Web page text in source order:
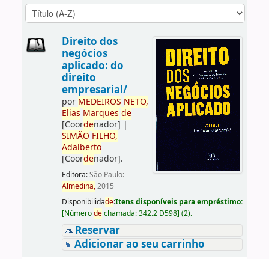
Direito dos
negócios
aplicado: do
direito
empresarial/
por MEDEIROS NETO,
Elias Marques de
[Coordenador] |
SIMÃO FILHO,
Adalberto
[Coordenador].
Editora:São Paulo:
Almedina,2015
Disponibilidade:Itens disponíveis para empréstimo:
[Númerodechamada:342.2 D598] (2).
Reservar
Adicionar ao seu carrinho